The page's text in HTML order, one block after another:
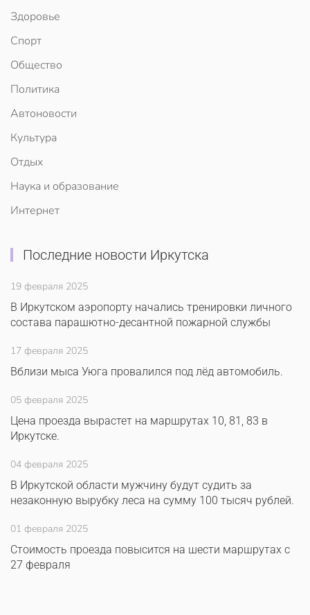
Здоровье
Спорт
Общество
Политика
Автоновости
Культура
Отдых
Наука и образование
Интернет
Последние новости Иркутска
19 февраля 2025
В Иркутском аэропорту начались тренировки личного
состава парашютно-десантной пожарной службы
17 февраля 2025
Вблизи мыса Уюга провалился под лёд автомобиль.
05 февраля 2025
Цена проезда вырастет на маршрутах 10, 81, 83 в
Иркутске.
04 февраля 2025
В Иркутской области мужчину будут судить за
незаконную вырубку леса на сумму 100 тысяч рублей.
01 февраля 2025
Стоимость проезда повысится на шести маршрутах с
27 февраля